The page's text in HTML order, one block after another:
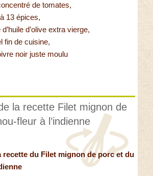
de tomates,
13 épices,
d’olive extra vierge,
fin de cuisine,
noir juste moulu
la recette Filet mignon de
fleur à l’indienne
recette du Filet mignon de porc et du